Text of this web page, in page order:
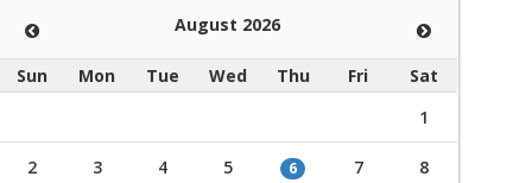
August 2026
Sun Mon Tue Wed Thu Fri
Sat
1
2 3 4 5 6 7 8